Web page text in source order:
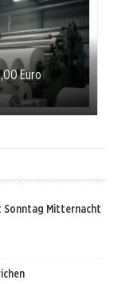
Euro
Sonntag Mitternacht